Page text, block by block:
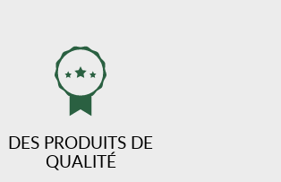
DES PRODUITS DE
QUALITÉ